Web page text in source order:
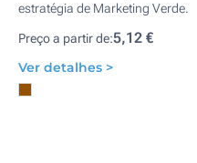
estratégia de Marketing Verde.
Preço a partir de:5,12 €
Ver detalhes >